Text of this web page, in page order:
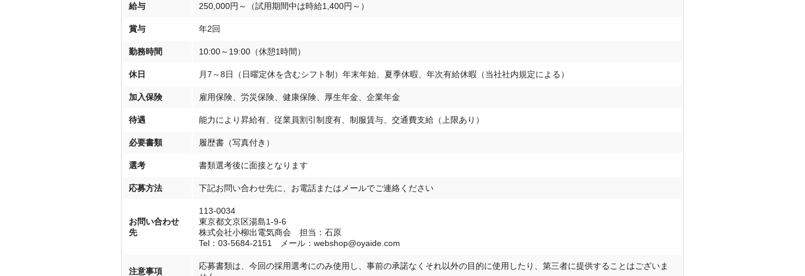
給与 250,000円～（試用期間中は時給1,400円～）
賞与 年2回
勤務時間 10:00～19:00（休憩1時間）
休日 月7～8日（日曜定休を含むシフト制）年末年始、夏季休暇、年次有給休暇（当社社内規定による）
加入保険 雇用保険、労災保険、健康保険、厚生年金、企業年金
待遇 能力により昇給有、従業員割引制度有、制服賃与、交通費支給（上限あり）
必要書類 履歴書（写真付き）
選考 書類選考後に面接となります
応募方法 下記お問い合わせ先に、お電話またはメールでご連絡ください
お問い合わせ
先
113-0034
東京都文京区湯島1-9-6
株式会社小柳出電気商会 担当：石原
Tel：03-5684-2151 メール：webshop@oyaide.com
注意事項
応募書類は、今回の採用選考にのみ使用し、事前の承諾なくそれ以外の目的に使用したり、第三者に提供することはございま